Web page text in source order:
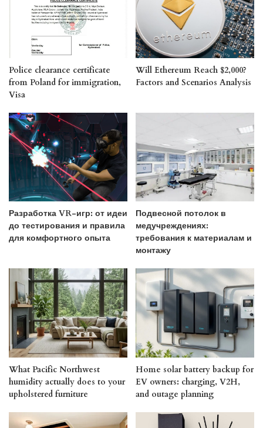
Police clearance certificate
from Poland for immigration,
Visa
Will Ethereum Reach $2,000?
Factors and Scenarios Analysis
Разработка VR-игр: от идеи
до тестирования и правила
для комфортного опыта
Подвесной потолок в
медучреждениях:
требования к материалам и
монтажу
What Pacific Northwest
humidity actually does to your
upholstered furniture
Home solar battery backup for
EV owners: charging, V2H,
and outage planning